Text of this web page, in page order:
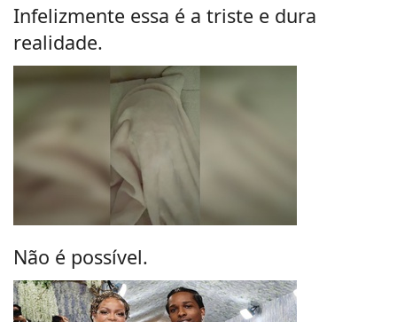
Infelizmente essa é a triste e dura
realidade.
Não é possível.